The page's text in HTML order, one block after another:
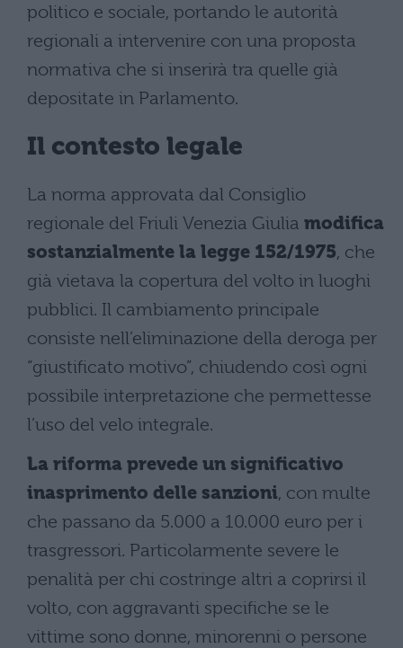
politico e sociale, portando le autorità
regionali a intervenire con una proposta
normativa che si inserirà tra quelle già
depositate in Parlamento.
Il contesto legale
La norma approvata dal Consiglio
regionale del Friuli Venezia Giulia modifica
sostanzialmente la legge 152/1975, che
già vietava la copertura del volto in luoghi
pubblici. Il cambiamento principale
consiste nell’eliminazione della deroga per
“giustificato motivo”, chiudendo così ogni
possibile interpretazione che permettesse
l’uso del velo integrale.
La riforma prevede un significativo
inasprimento delle sanzioni, con multe
che passano da 5.000 a 10.000 euro per i
trasgressori. Particolarmente severe le
penalità per chi costringe altri a coprirsi il
volto, con aggravanti specifiche se le
vittime sono donne, minorenni o persone